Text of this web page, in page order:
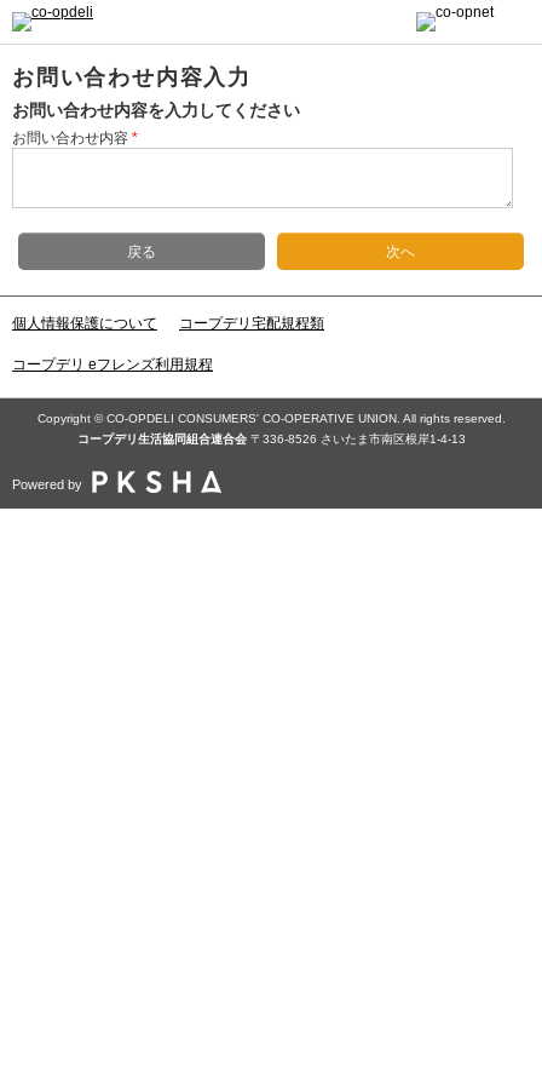
お問い合わせ内容入力
お問い合わせ内容を入力してください
お問い合わせ内容 *
戻る 次へ
個人情報保護について コープデリ宅配規程類
コープデリ eフレンズ利用規程
Copyright © CO-OPDELI CONSUMERS' CO-OPERATIVE UNION. All rights reserved.
コープデリ⽣活協同組合連合会〒336-8526 さいたま市南区根岸1-4-13
Powered by